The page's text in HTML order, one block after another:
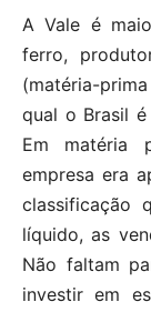
A Vale é
ferro,
(matéria-
qual o Brasil
Em matéria
empresa era
classificação
líquido, as
Não faltam
investir em